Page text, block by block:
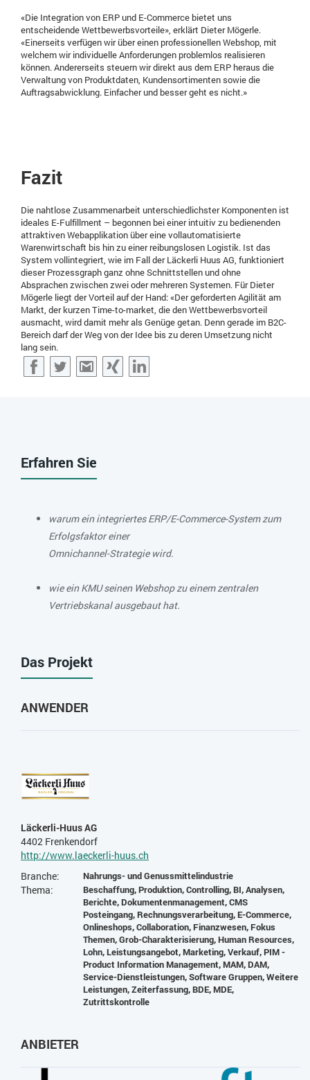
«Die Integration von ERP und E-Commerce bietet uns
entscheidende Wettbewerbsvorteile», erklärt Dieter Mögerle.
«Einerseits verfügen wir über einen professionellen Webshop, mit
welchem wir individuelle Anforderungen problemlos realisieren
können. Andererseits steuern wir direkt aus dem ERP heraus die
Verwaltung von Produktdaten, Kundensortimenten sowie die
Auftragsabwicklung. Einfacher und besser geht es nicht.»
Fazit
Die nahtlose Zusammenarbeit unterschiedlichster Komponenten ist
ideales E-Fulfillment – begonnen bei einer intuitiv zu bedienenden
attraktiven Webapplikation über eine vollautomatisierte
Warenwirtschaft bis hin zu einer reibungslosen Logistik. Ist das
System vollintegriert, wie im Fall der Läckerli Huus AG, funktioniert
dieser Prozessgraph ganz ohne Schnittstellen und ohne
Absprachen zwischen zwei oder mehreren Systemen. Für Dieter
Mögerle liegt der Vorteil auf der Hand: «Der geforderten Agilität am
Markt, der kurzen Time-to-market, die den Wettbewerbsvorteil
ausmacht, wird damit mehr als Genüge getan. Denn gerade im B2C-
Bereich darf der Weg von der Idee bis zu deren Umsetzung nicht
lang sein.
FacebookTwitterGmailXING
Erfahren Sie
warum ein integriertes ERP/E-Commerce-System zum
Erfolgsfaktor einer
Omnichannel-Strategie wird.
wie ein KMU seinen Webshop zu einem zentralen
Vertriebskanal ausgebaut hat.
Das Projekt
ANWENDER
Läckerli-Huus AG
4402 Frenkendorf
http://www.laeckerli-huus.ch
Branche:
Nahrungs- und Genussmittelindustrie
Thema:
Beschaffung, Produktion, Controlling, BI, Analysen,
Berichte, Dokumentenmanagement, CMS
Posteingang, Rechnungsverarbeitung, E-Commerce,
Onlineshops, Collaboration, Finanzwesen, Fokus
Themen, Grob-Charakterisierung, Human Resources,
Lohn, Leistungsangebot, Marketing, Verkauf, PIM -
Product Information Management, MAM, DAM,
Service-Dienstleistungen, Software Gruppen, Weitere
Leistungen, Zeiterfassung, BDE, MDE,
Zutrittskontrolle
ANBIETER